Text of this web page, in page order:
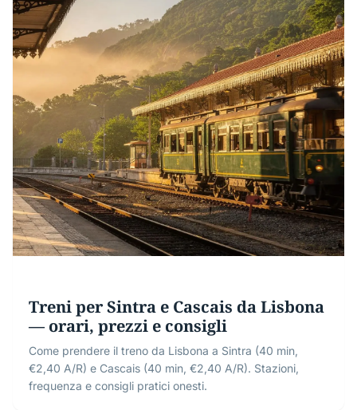
Treni per Sintra e Cascais da Lisbona
— orari, prezzi e consigli
Come prendere il treno da Lisbona a Sintra (40 min,
€2,40 A/R) e Cascais (40 min, €2,40 A/R). Stazioni,
frequenza e consigli pratici onesti.